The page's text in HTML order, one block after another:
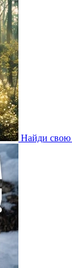
Найди свою